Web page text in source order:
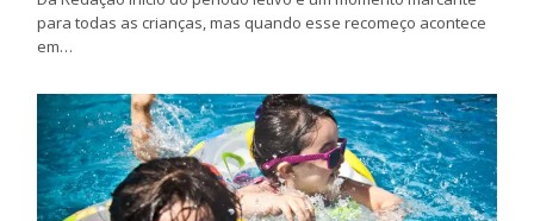
para todas as crianças, mas quando esse recomeço acontece
em…